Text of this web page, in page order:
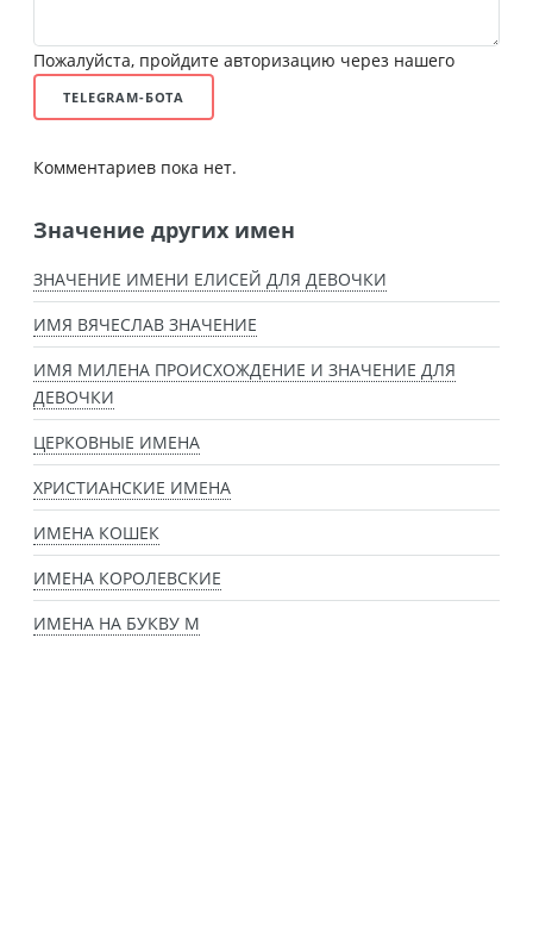
Пожалуйста, пройдите авторизацию через нашего
TELEGRAM-БОТА
Комментариев пока нет.
Значение других имен
ЗНАЧЕНИЕ ИМЕНИ ЕЛИСЕЙ ДЛЯ ДЕВОЧКИ
ИМЯ ВЯЧЕСЛАВ ЗНАЧЕНИЕ
ИМЯ МИЛЕНА ПРОИСХОЖДЕНИЕ И ЗНАЧЕНИЕ ДЛЯ
ДЕВОЧКИ
ЦЕРКОВНЫЕ ИМЕНА
ХРИСТИАНСКИЕ ИМЕНА
ИМЕНА КОШЕК
ИМЕНА КОРОЛЕВСКИЕ
ИМЕНА НА БУКВУ М